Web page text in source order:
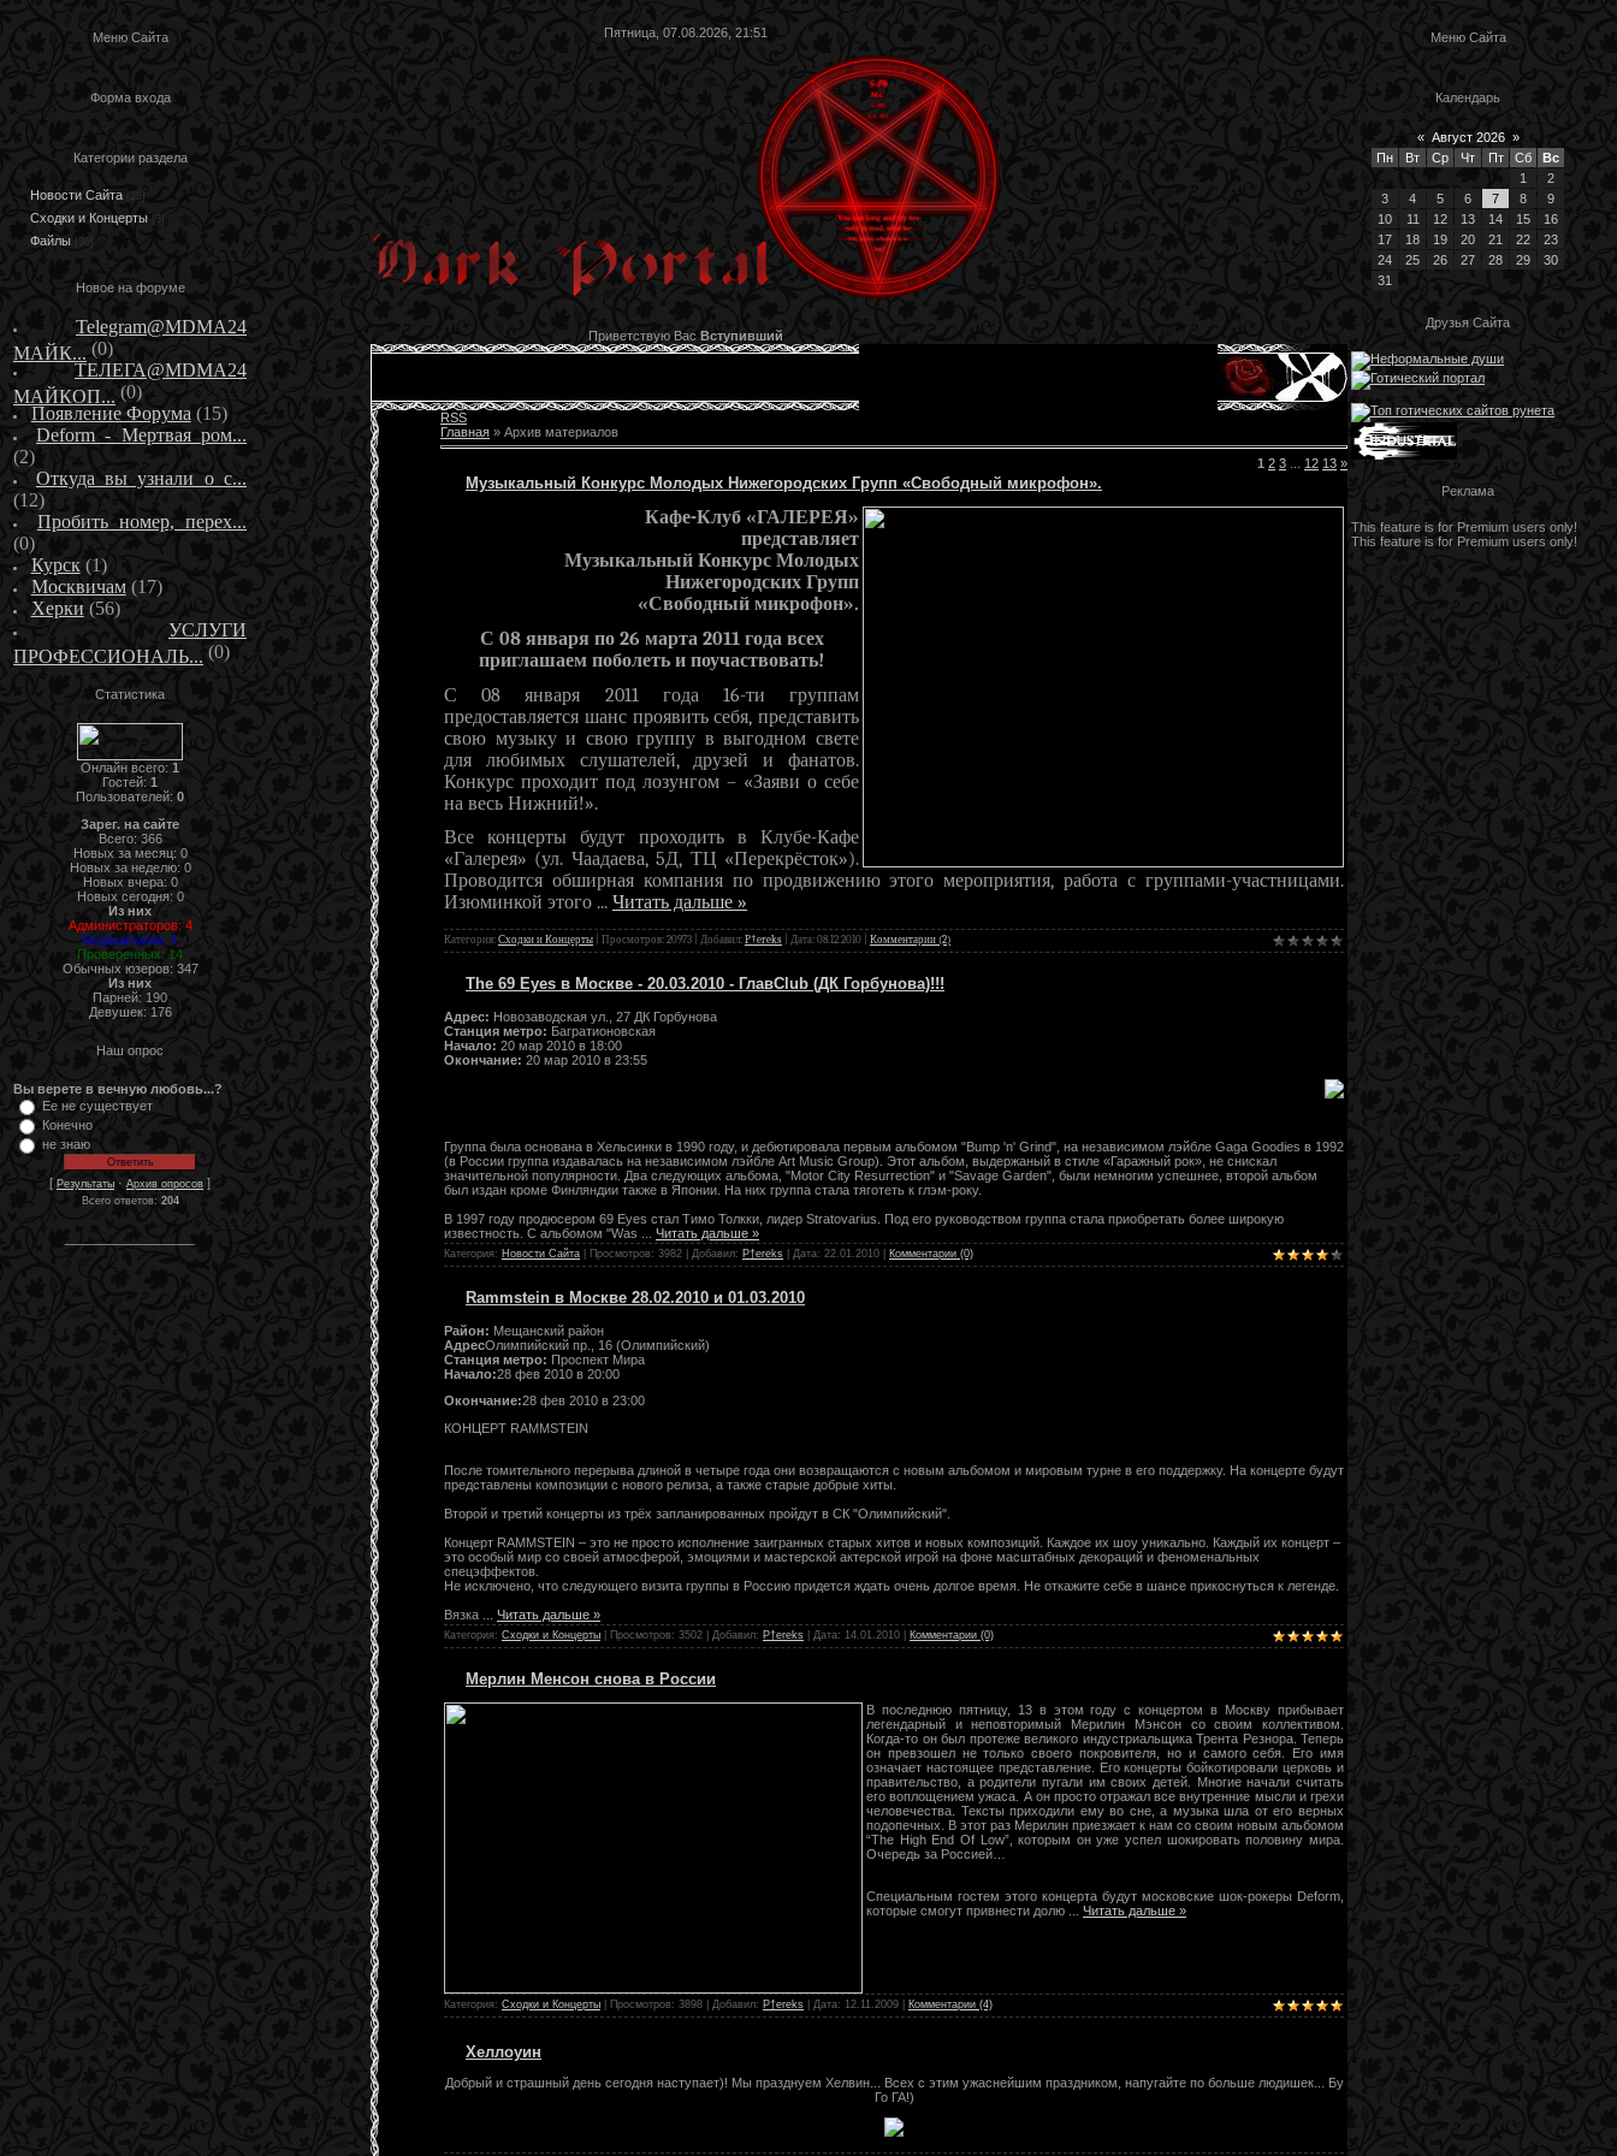
Меню Сайта
Форма входа
Категории раздела
Новости Сайта [23]
Сходки и Концерты [3]
Файлы [36]
Новое на форуме
Telegram@MDMA24
МАЙК...
(0)
ТЕЛЕГА@MDMA24
МАЙКОП...
(0)
Появление Форума (15)
Deform - Мертвая ром...
(2)
Откуда вы узнали о с...
(12)
Пробить номер, перех...
(0)
Курск (1)
Москвичам (17)
Херки (56)
УСЛУГИ
ПРОФЕССИОНАЛЬ... (0)
Статистика
Онлайн всего: 1
Гостей: 1
Пользователей: 0
Зарег. на сайте
Всего: 366
Новых за месяц: 0
Новых за неделю: 0
Новых вчера: 0
Новых сегодня: 0
Из них
Администраторов: 4
Модераторов: 1
Проверенных: 14
Обычных юзеров: 347
Из них
Парней: 190
Девушек: 176
Наш опрос
Вы верете в вечную любовь...?
Ее не существует
Конечно
не знаю
[ Результаты · Архив опросов ]
Всего ответов: 204
Пятница, 07.08.2026, 21:51
Приветствую Вас Вступивший
RSS
Главная » Архив материалов
1 2 3 12 13 »
Музыкальный Конкурс Молодых Нижегородских Групп «Свободный микрофон».
Кафе-Клуб «ГАЛЕРЕЯ»
представляет
Музыкальный Конкурс Молодых
Нижегородских Групп
«Свободный микрофон».
С 08 января по 26 марта 2011 года всех
приглашаем поболеть и поучаствовать!
С 08 января 2011 года 16-ти группам
предоставляется шанс проявить себя, представить
свою музыку и свою группу в выгодном свете
для любимых слушателей, друзей и фанатов.
Конкурс проходит под лозунгом – «Заяви о себе
на весь Нижний!».
Все концерты будут проходить в Клубе-Кафе
«Галерея» (ул. Чаадаева, 5Д, ТЦ «Перекрёсток»).
Проводится обширная компания по продвижению этого мероприятия, работа с группами-участницами.
Изюминкой этого ... Читать дальше »
Категория: Сходки и Концерты | Просмотров: 20973 | Добавил: P†ereks | Дата: 08.12.2010 Комментарии (2)
The 69 Eyes в Москве - 20.03.2010 - ГлавClub (ДК Горбунова)!!!
Адрес: Новозаводская ул., 27 ДК Горбунова
Станция метро: Багратионовская
Начало: 20 мар 2010 в 18:00
Окончание: 20 мар 2010 в 23:55
Группа была основана в Хельсинки в 1990 году, и дебютировала первым альбомом "Bump 'n' Grind", на независимом лэйбле Gaga Goodies в 1992
(в России группа издавалась на независимом лэйбле Art Music Group). Этот альбом, выдержаный в стиле «Гаражный рок», не снискал
значительной популярности. Два следующих альбома, "Motor City Resurrection" и "Savage Garden", были немногим успешнее, второй альбом
был издан кроме Финляндии также в Японии. На них группа стала тяготеть к глэм-року.
В 1997 году продюсером 69 Eyes стал Тимо Толкки, лидер Stratovarius. Под его руководством группа стала приобретать более широкую
известность. С альбомом "Was
Читать дальше »
Категория: Новости Сайта | Просмотров: 3982 | Добавил: P†ereks | Дата: 22.01.2010 Комментарии (0)
Rammstein в Москве 28.02.2010 и 01.03.2010
Район: Мещанский район
АдресОлимпийский пр., 16 (Олимпийский)
Станция метро: Проспект Мира
Начало:28 фев 2010 в 20:00
Окончание:28 фев 2010 в 23:00
КОНЦЕРТ RAMMSTEIN
После томительного перерыва длиной в четыре года они возвращаются с новым альбомом и мировым турне в его поддержку. На концерте будут
представлены композиции с нового релиза, а также старые добрые хиты.
Второй и третий концерты из трёх запланированных пройдут в СК "Олимпийский".
Концерт RAMMSTEIN – это не просто исполнение заигранных старых хитов и новых композиций. Каждое их шоу уникально. Каждый их концерт –
это особый мир со своей атмосферой, эмоциями и мастерской актерской игрой на фоне масштабных декораций и феноменальных
спецэффектов.
Не исключено, что следующего визита группы в Россию придется ждать очень долгое время. Не откажите себе в шансе прикоснуться к легенде.
Вязка
Читать дальше »
Категория: Сходки и Концерты | Просмотров: 3502 | Добавил: P†ereks | Дата: 14.01.2010 Комментарии (0)
Мерлин Менсон снова в России
В последнюю пятницу, 13 в этом году с концертом в Москву прибывает
легендарный и неповторимый Мерилин Мэнсон со своим коллективом.
Когда-то он был протеже великого индустриальщика Трента Резнора. Теперь
он превзошел не только своего покровителя, но и самого себя. Его имя
означает настоящее представление. Его концерты бойкотировали церковь и
правительство, а родители пугали им своих детей. Многие начали считать
его воплощением ужаса. А он просто отражал все внутренние мысли и грехи
человечества. Тексты приходили ему во сне, а музыка шла от его верных
подопечных. В этот раз Мерилин приезжает к нам со своим новым альбомом
“The High End Of Low”, которым он уже успел шокировать половину мира.
Очередь за Россией…
Специальным гостем этого концерта будут московские шок-рокеры Deform,
которые смогут привнести долю
Читать дальше »
Категория: Сходки и Концерты | Просмотров: 3898 | Добавил: P†ereks | Дата: 12.11.2009 Комментарии (4)
Хеллоуин
Добрый и страшный день сегодня наступает)! Мы празднуем Хелвин... Всех с этим ужаснейшим праздником, напугайте по больше людишек... Бу
Го ГА!)
Меню Сайта
Календарь
« Август 2026 »
Пн
Вт Ср Чт Пт Сб
Вс
1
2
3
4 5 6 7 8
9
10
11 12 13 14 15
16
17
18 19 20 21 22
23
24
25 26 27 28 29
30
31
Друзья Сайта
Реклама
This feature is for Premium users only!
This feature is for Premium users only!